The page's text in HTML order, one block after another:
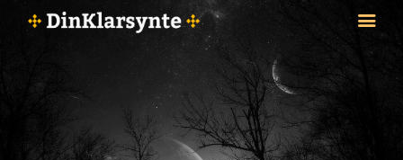
FORSIDE
ASTROLOGI